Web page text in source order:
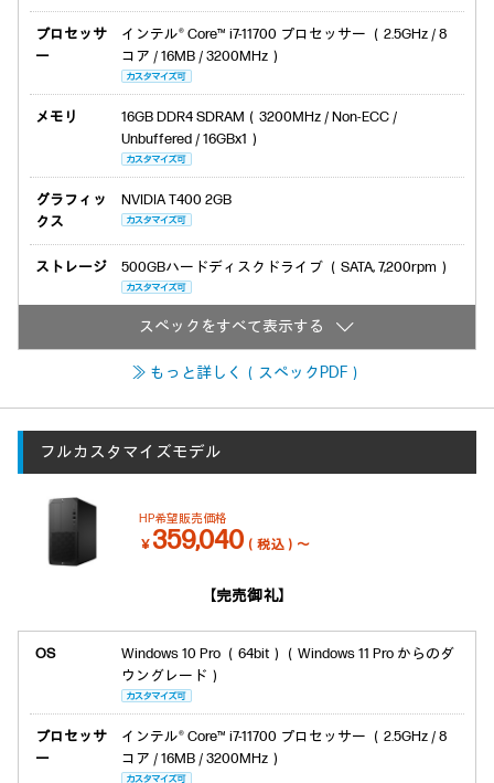
プロセッサ
ー
インテル® Core™ i7-11700 プロセッサー （2.5GHz / 8
コア / 16MB / 3200MHz）
メモリ
16GB DDR4 SDRAM（3200MHz / Non-ECC /
Unbuffered / 16GBx1）
グラフィッ
クス
NVIDIA T400 2GB
ストレージ 500GBハードディスクドライブ （SATA, 7,200rpm）
≫ もっと詳しく（スペックPDF）
フルカスタマイズモデル
HP希望販売価格
￥ 359,040 （税込）～
【完売御礼】
OS
Windows 10 Pro （64bit）（Windows 11 Pro からのダ
ウングレード）
プロセッサ
ー
インテル® Core™ i7-11700 プロセッサー （2.5GHz / 8
コア / 16MB / 3200MHz）